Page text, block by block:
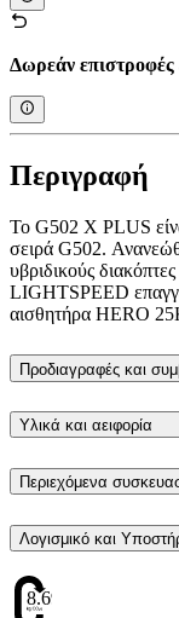
Δωρεάν επιστροφές
Περιγραφή
Το G502 X PLUS
σειρά G502.
υβριδικούς
LIGHTSPEED
αισθητήρα HERO
Προδιαγραφές και
Υλικά και αειφορία
Περιεχόμενα
Λογισμικό και
8.69